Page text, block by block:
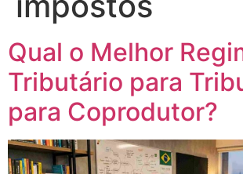
Qual o Melhor
Tributário para
para Coprodutor?